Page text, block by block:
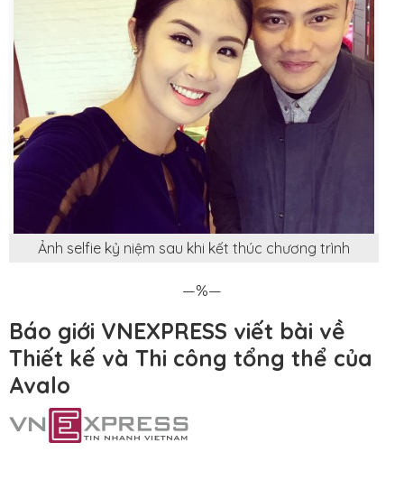
Ảnh selfie kỷ niệm sau khi kết thúc chương trình
—%—
Báo giới VNEXPRESS viết bài về
Thiết kế và Thi công tổng thể của
Avalo